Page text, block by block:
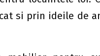
si prin ideile de